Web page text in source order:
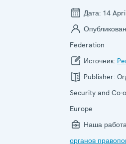
Дата: 14
Federation
Источник:
Publisher:
Security and Co-
Europe
Наша
органов